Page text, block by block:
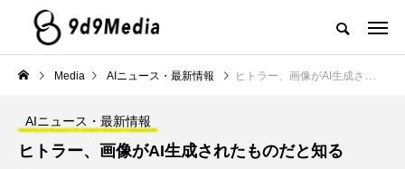
Media AIニュース・最新情報 ヒトラー、画像がAI生成されたものだと知る
AIニュース・最新情報
ヒトラー、画像がAI生成されたものだと知る